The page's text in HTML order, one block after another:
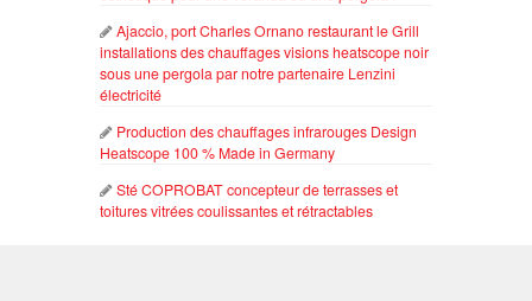
Ajaccio, port Charles Ornano restaurant le Grill
installations des chauffages visions heatscope noir
sous une pergola par notre partenaire Lenzini
électricité
Production des chauffages infrarouges Design
Heatscope 100 % Made in Germany
Sté COPROBAT concepteur de terrasses et
toitures vitrées coulissantes et rétractables